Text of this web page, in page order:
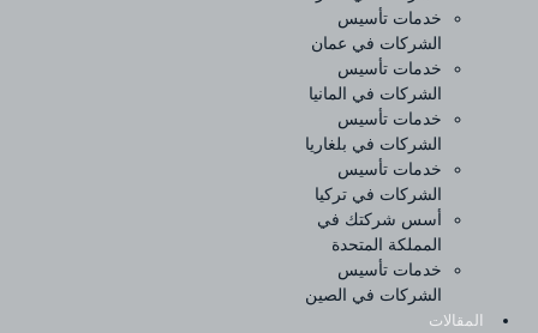
خدمات تأسيس
الشركات في عمان
خدمات تأسيس
الشركات في المانيا
خدمات تأسيس
الشركات في بلغاريا
خدمات تأسيس
الشركات في تركيا
أسس شركتك في
المملكة المتحدة
خدمات تأسيس
الشركات في الصين
المقالات